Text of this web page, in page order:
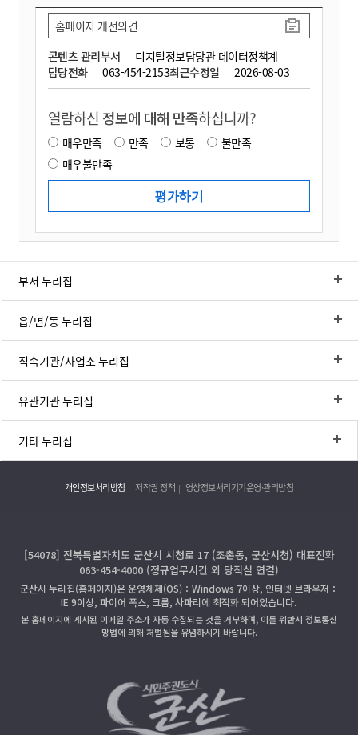
콘텐츠 관리부서
디지털정보담당관 데이터정책계
담당전화
063-454-2153최근수정일 2026-08-03
홈페이지 개선의견
열람하신 정보에 대해 만족하십니까?
매우만족 만족 보통
불만족
매우불만족
부서 누리집
읍/면/동 누리집
직속기관/사업소 누리집
유관기관 누리집
기타 누리집
개인정보처리방침 저작권 정책 영상정보처리기기운영·관리방침
[54078] 전북특별자치도 군산시 시청로 17 (조촌동, 군산시청) 대표전화
063-454-4000 (정규업무시간 외 당직실 연결)
군산시 누리집(홈페이지)은 운영체제(OS)：Windows 7이상, 인터넷 브라우저：
IE 9이상, 파이어 폭스, 크롬, 사파리에 최적화 되어있습니다.
본 홈페이지에 게시된 이메일 주소가 자동 수집되는 것을 거부하며, 이를 위반시 정보통신
망법에 의해 처벌됨을 유념하시기 바랍니다.